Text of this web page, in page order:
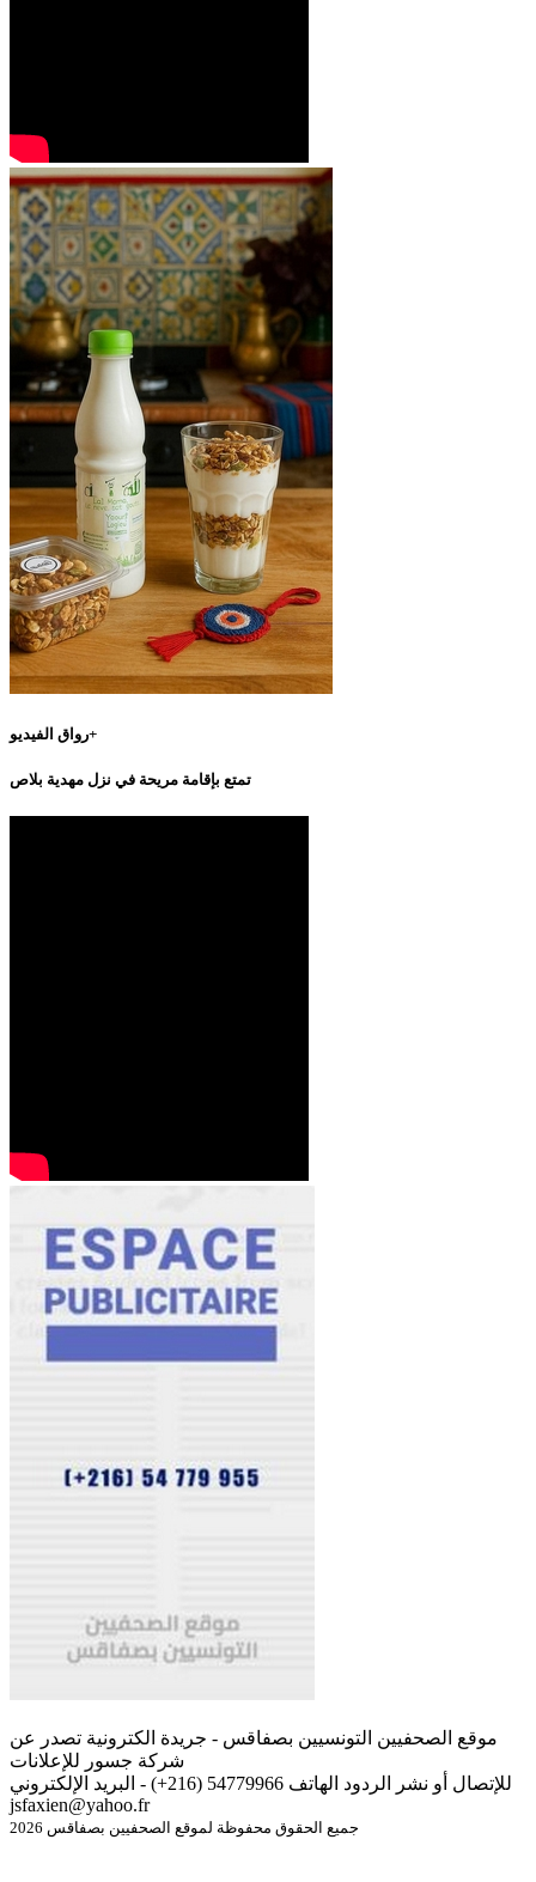
رواق الفيديو+
تمتع بإقامة مريحة في نزل مهدية بلاص
موقع الصحفيين التونسيين بصفاقس - جريدة الكترونية تصدر عن
شركة جسور للإعلانات
للإتصال أو نشر الردود الهاتف 54779966 (216+) - البريد الإلكتروني
jsfaxien@yahoo.fr
جميع الحقوق محفوظة لموقع الصحفيين بصفاقس 2026